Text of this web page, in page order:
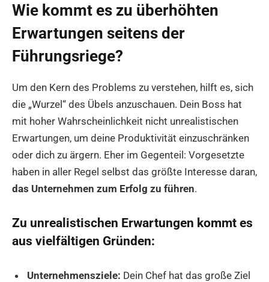
Wie kommt es zu überhöhten
Erwartungen seitens der
Führungsriege?
Um den Kern des Problems zu verstehen, hilft es, sich
die „Wurzel“ des Übels anzuschauen. Dein Boss hat
mit hoher Wahrscheinlichkeit nicht unrealistischen
Erwartungen, um deine Produktivität einzuschränken
oder dich zu ärgern. Eher im Gegenteil: Vorgesetzte
haben in aller Regel selbst das größte Interesse daran,
das Unternehmen zum Erfolg zu führen.
Zu unrealistischen Erwartungen kommt es
aus vielfältigen Gründen:
Unternehmensziele: Dein Chef hat das große Ziel